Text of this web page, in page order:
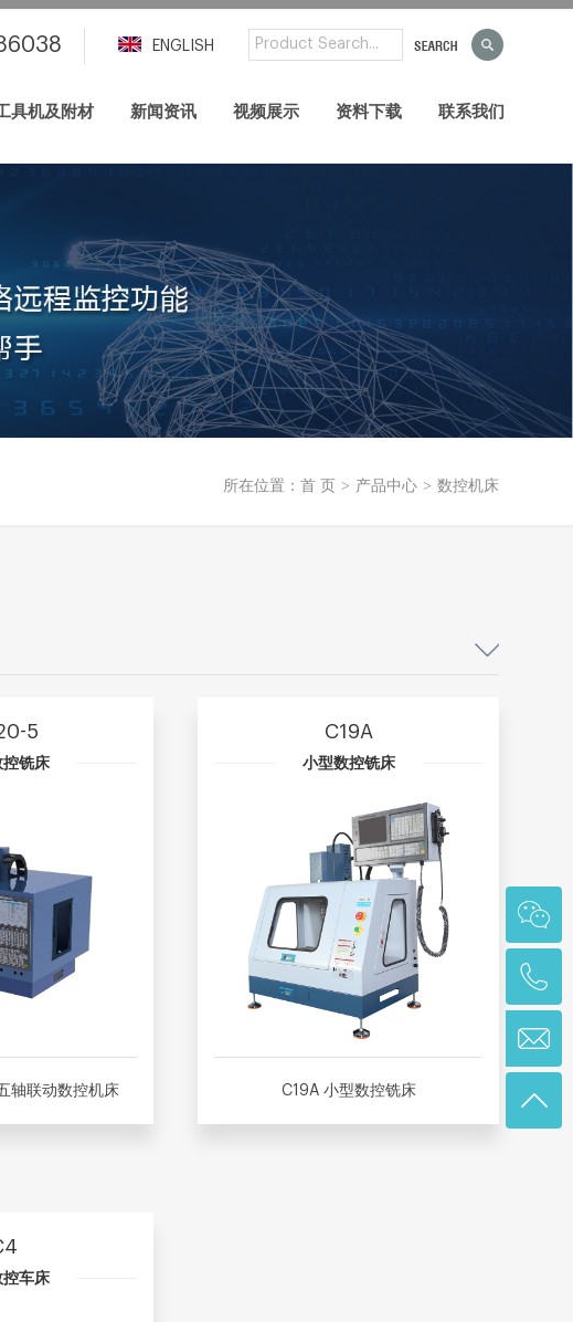
ENGLISH
具机及附材 新闻资讯 视频展示 资料下载 联系我们
所在位置： 首 页 > 产品中心 > 数控机床
5
控铣床
轴联动数控机床
C19A
小型数控铣床
C19A 小型数控铣床
控车床